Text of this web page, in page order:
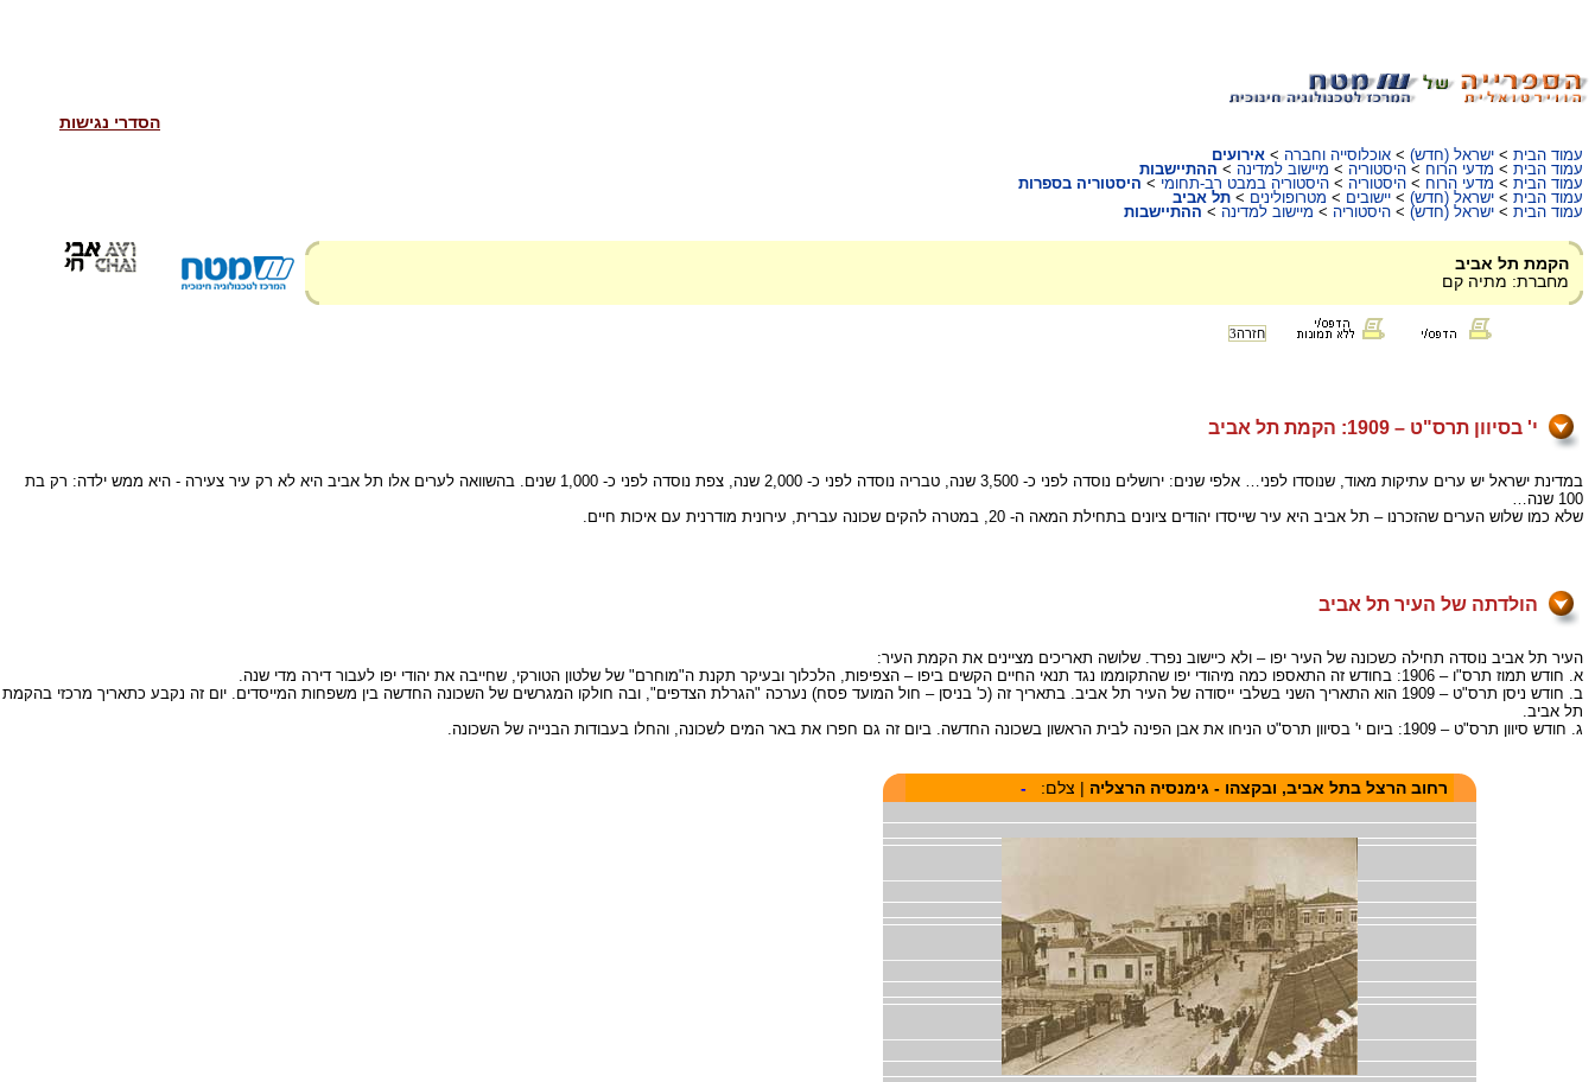
הסדרי נגישות
עמוד הבית > ישראל (חדש) > אוכלוסייה וחברה > אירועים
עמוד הבית > מדעי הרוח > היסטוריה > מיישוב למדינה > ההתיישבות
עמוד הבית > מדעי הרוח > היסטוריה > היסטוריה במבט רב-תחומי > היסטוריה בספרות
עמוד הבית > ישראל (חדש) > יישובים > מטרופולינים > תל אביב
עמוד הבית > ישראל (חדש) > היסטוריה > מיישוב למדינה > ההתיישבות
הקמת תל אביב
מחברת: מתיה קם
חזרה3
י' בסיוון תרס"ט – 1909: הקמת תל אביב
במדינת ישראל יש ערים עתיקות מאוד, שנוסדו לפני… אלפי שנים: ירושלים נוסדה לפני כ- 3,500 שנה, טבריה נוסדה לפני כ- 2,000 שנה, צפת נוסדה לפני כ- 1,000 שנים. בהשוואה לערים אלו תל אביב היא לא רק עיר צעירה - היא ממש ילדה: רק בת
100 שנה…
שלא כמו שלוש הערים שהזכרנו – תל אביב היא עיר שייסדו יהודים ציונים בתחילת המאה ה- 20, במטרה להקים שכונה עברית, עירונית מודרנית עם איכות חיים.
הולדתה של העיר תל אביב
העיר תל אביב נוסדה תחילה כשכונה של העיר יפו – ולא כיישוב נפרד. שלושה תאריכים מציינים את הקמת העיר:
א. חודש תמוז תרס"ו – 1906: בחודש זה התאספו כמה מיהודי יפו שהתקוממו נגד תנאי החיים הקשים ביפו – הצפיפות, הלכלוך ובעיקר תקנת ה"מוחרם" של שלטון הטורקי, שחייבה את יהודי יפו לעבור דירה מדי שנה.
ב. חודש ניסן תרס"ט – 1909 הוא התאריך השני בשלבי ייסודה של העיר תל אביב. בתאריך זה (כ' בניסן – חול המועד פסח) נערכה "הגרלת הצדפים", ובה חולקו המגרשים של השכונה החדשה בין משפחות המייסדים. יום זה נקבע כתאריך מרכזי בהקמת
תל אביב.
ג. חודש סיוון תרס"ט – 1909: ביום י' בסיוון תרס"ט הניחו את אבן הפינה לבית הראשון בשכונה החדשה. ביום זה גם חפרו את באר המים לשכונה, והחלו בעבודות הבנייה של השכונה.